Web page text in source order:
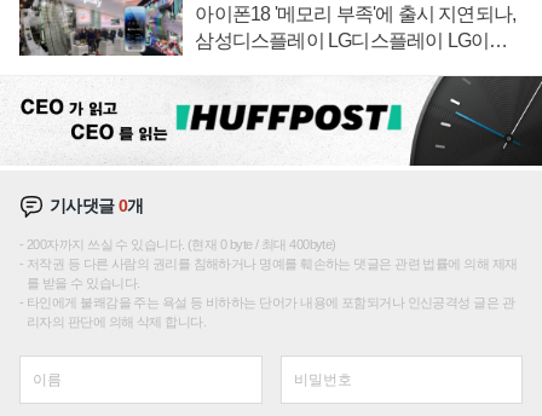
아이폰18 '메모리 부족'에 출시 지연되나,
삼성디스플레이 LG디스플레이 LG이노
기사댓글0개
200자까지 쓰실 수 있습니다. (현재 0 byte / 최대 400byte)
저작권 등 다른 사람의 권리를 침해하거나 명예를 훼손하는 댓글은 관련 법률에 의해 제재
를 받을 수 있습니다.
타인에게 불쾌감을 주는 욕설 등 비하하는 단어가 내용에 포함되거나 인신공격성 글은 관
리자의 판단에 의해 삭제 합니다.